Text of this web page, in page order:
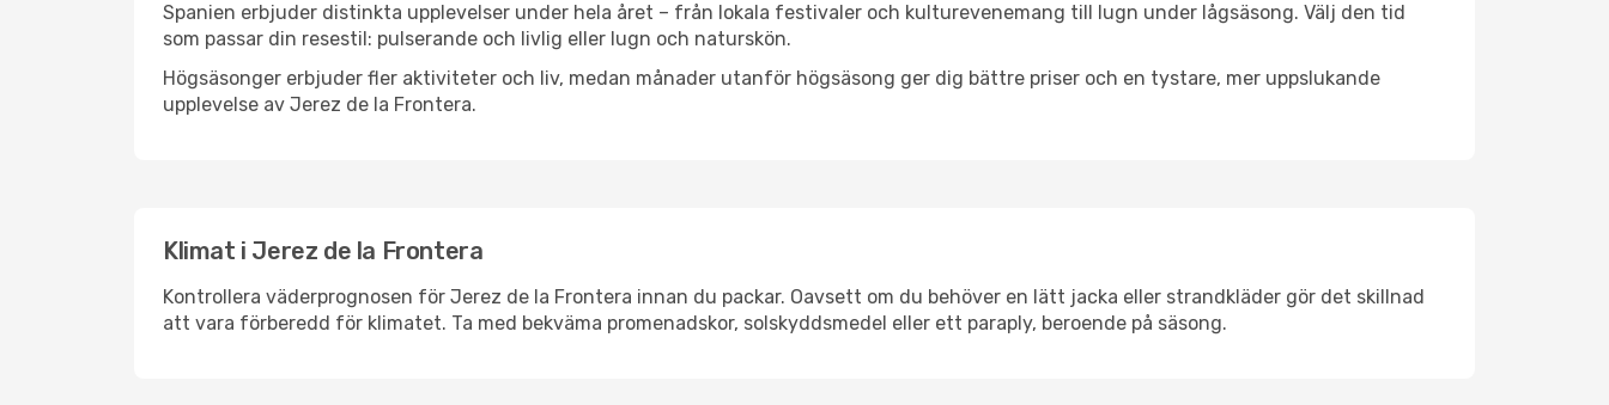
Spanien erbjuder distinkta upplevelser under hela året – från lokala festivaler och kulturevenemang till lugn under lågsäsong. Välj den tid
som passar din resestil: pulserande och livlig eller lugn och naturskön.
Högsäsonger erbjuder fler aktiviteter och liv, medan månader utanför högsäsong ger dig bättre priser och en tystare, mer uppslukande
upplevelse av Jerez de la Frontera.
Klimat i Jerez de la Frontera
Kontrollera väderprognosen för Jerez de la Frontera innan du packar. Oavsett om du behöver en lätt jacka eller strandkläder gör det skillnad
att vara förberedd för klimatet. Ta med bekväma promenadskor, solskyddsmedel eller ett paraply, beroende på säsong.